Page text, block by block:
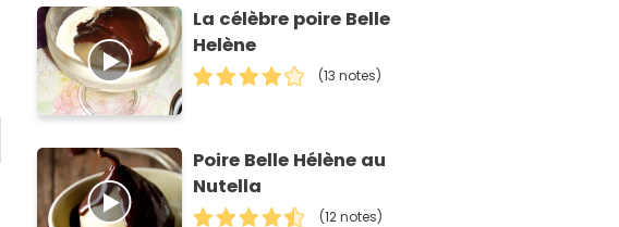
La célèbre poire Belle
Helène
(13 notes)
Poire Belle Hélène au
Nutella
(12 notes)